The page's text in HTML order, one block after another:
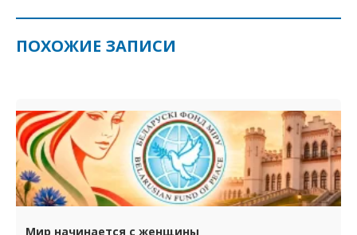
ПОХОЖИЕ ЗАПИСИ
Мир начинается с женщины